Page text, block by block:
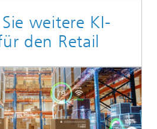
weitere KI-
den Retail